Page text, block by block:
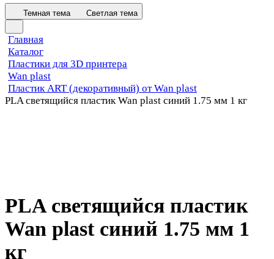
Темная тема Светлая тема
Главная
Каталог
Пластики для 3D принтера
Wan plast
Пластик ART (декоративный) от Wan plast
PLA светящийся пластик Wan plast синий 1.75 мм 1 кг
PLA светящийся пластик
Wan plast синий 1.75 мм 1
кг